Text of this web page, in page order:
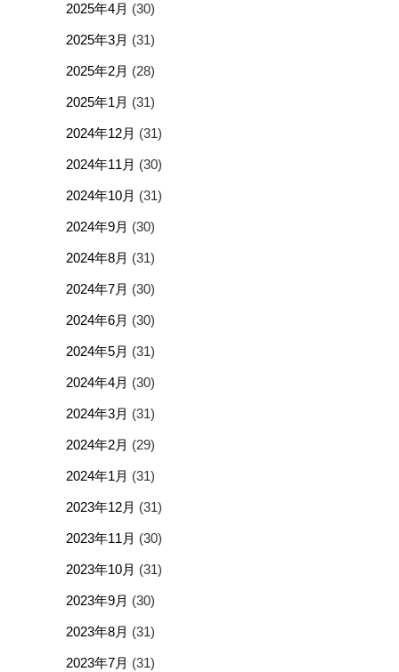
2025年4月 (30)
2025年3月 (31)
2025年2月 (28)
2025年1月 (31)
2024年12月 (31)
2024年11月 (30)
2024年10月 (31)
2024年9月 (30)
2024年8月 (31)
2024年7月 (30)
2024年6月 (30)
2024年5月 (31)
2024年4月 (30)
2024年3月 (31)
2024年2月 (29)
2024年1月 (31)
2023年12月 (31)
2023年11月 (30)
2023年10月 (31)
2023年9月 (30)
2023年8月 (31)
2023年7月 (31)